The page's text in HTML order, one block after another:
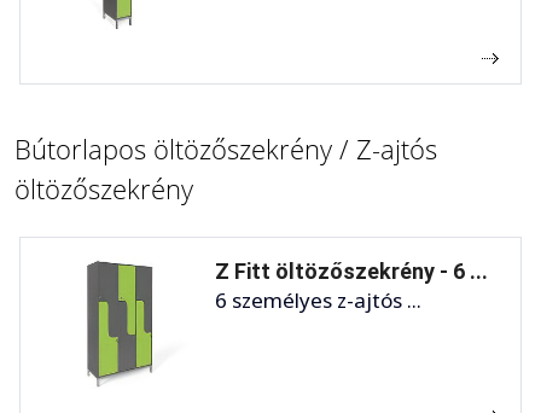
Bútorlapos öltözőszekrény / Z-ajtós
öltözőszekrény
Z Fitt öltözőszekrény - 6 ...
6 személyes z-ajtós ...